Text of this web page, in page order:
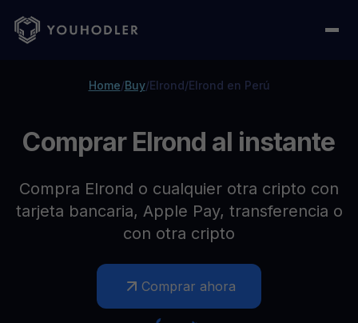
Home/Buy/Elrond/Elrond en Perú
Comprar Elrond al instante
Compra Elrond o cualquier otra cripto con
tarjeta bancaria, Apple Pay, transferencia o
con otra cripto
Comprar ahora